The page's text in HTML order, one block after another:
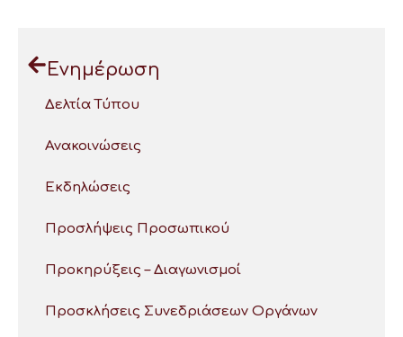
Ενημέρωση
Δελτία Τύπου
Ανακοινώσεις
Εκδηλώσεις
Προσλήψεις Προσωπικού
Προκηρύξεις – Διαγωνισμοί
Προσκλήσεις Συνεδριάσεων Οργάνων